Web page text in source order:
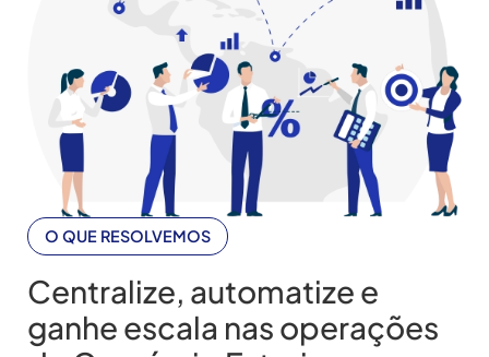
O QUE RESOLVEMOS
Centralize, automatize e
ganhe escala nas operações